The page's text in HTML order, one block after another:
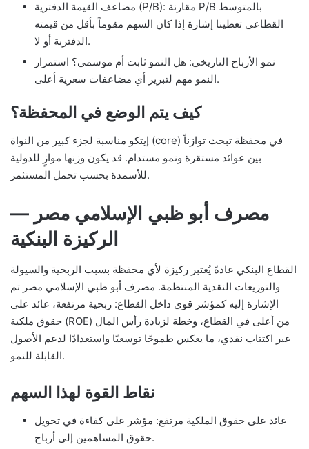
مضاعف القيمة الدفترية (P/B): مقارنة P/B بالمتوسط
القطاعي تعطينا إشارة إذا كان السهم مقوماً بأقل من قيمته
الدفترية أو لا.
نمو الأرباح التاريخي: هل النمو ثابت أم موسمي؟ استمرار
النمو مهم لتبرير أي مضاعفات سعرية أعلى.
كيف يتم الوضع في المحفظة؟
إيتكو مناسبة لجزء كبير من النواة (core) في محفظة تبحث توازناً
بين عوائد مستقرة ونمو مستدام. قد يكون وزنها موازٍ للدولية
للأسمدة بحسب تحمل المستثمر.
مصرف أبو ظبي الإسلامي مصر —
الركيزة البنكية
القطاع البنكي عادةً يُعتبر ركيزة لأي محفظة بسبب الربحية والسيولة
والتوزيعات النقدية المنتظمة. مصرف أبو ظبي الإسلامي مصر تم
الإشارة إليه كمؤشر قوي داخل القطاع: ربحية مرتفعة، عائد على
حقوق ملكية (ROE) من أعلى في القطاع، وخطة لزيادة رأس المال
عبر اكتتاب نقدي، ما يعكس طموحًا توسعيًا واستعدادًا لدعم الأصول
القابلة للنمو.
نقاط القوة لهذا السهم
عائد على حقوق الملكية مرتفع: مؤشر على كفاءة في تحويل
حقوق المساهمين إلى أرباح.